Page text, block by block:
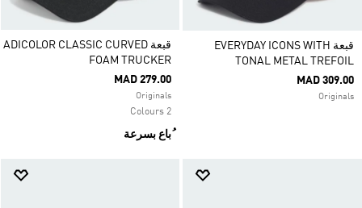
قبعة EVERYDAY ICONS WITH
TONAL METAL TREFOIL
MAD 309.00
Originals
قبعة ADICOLOR CLASSIC CURVED
FOAM TRUCKER
MAD 279.00
Originals
2 Colours
ُباع بسرعة